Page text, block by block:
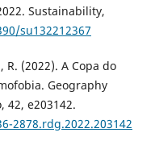
Sustainability,
su132212367
R. (2022). A Copa do
Geography
42, e203142.
2878.rdg.2022.203142